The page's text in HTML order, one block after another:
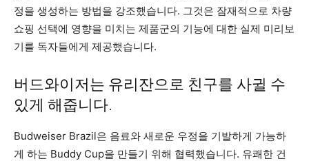
정을 생성하는 방법을 강조했습니다. 그것은 잠재적으로 차량
쇼핑 선택에 영향을 미치는 제품군의 기능에 대한 실제 미리보
기를 독자들에게 제공했습니다.
버드와이저는 유리잔으로 친구를 사귈 수
있게 해줍니다.
Budweiser Brazil은 음료와 새로운 우정을 기발하게 가능하
게 하는 Buddy Cup을 만들기 위해 협력했습니다. 유쾌한 건